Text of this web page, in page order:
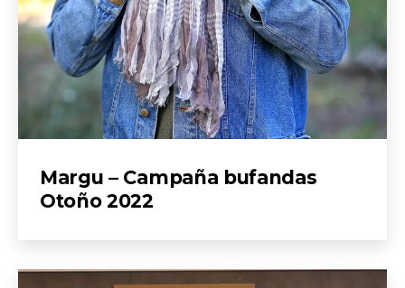
Margu – Campaña bufandas
Otoño 2022